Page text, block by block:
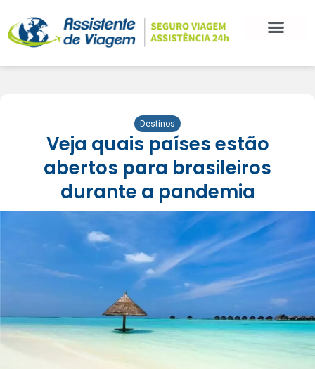
Destinos
Veja quais países estão
abertos para brasileiros
durante a pandemia